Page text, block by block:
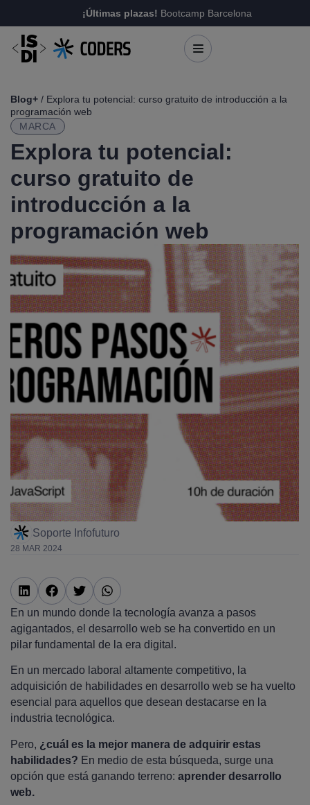
¡Últimas plazas! Bootcamp Barcelona
Blog+ / Explora tu potencial: curso gratuito de introducción a la
programación web
MARCA
Explora tu potencial:
curso gratuito de
introducción a la
programación web
Soporte Infofuturo
28 MAR 2024
En un mundo donde la tecnología avanza a pasos
agigantados, el desarrollo web se ha convertido en un
pilar fundamental de la era digital.
En un mercado laboral altamente competitivo, la
adquisición de habilidades en desarrollo web se ha vuelto
esencial para aquellos que desean destacarse en la
industria tecnológica.
Pero, ¿cuál es la mejor manera de adquirir estas
habilidades? En medio de esta búsqueda, surge una
opción que está ganando terreno: aprender desarrollo
web.